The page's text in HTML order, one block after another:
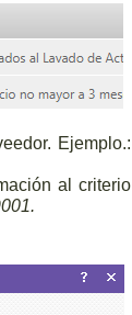
Ejemplo.:
al criterio